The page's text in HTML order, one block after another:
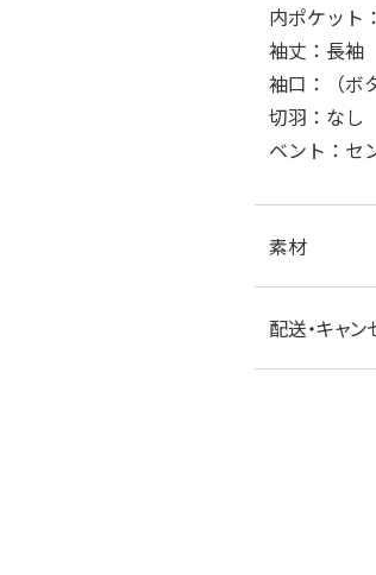
内ポケット
袖丈：長袖
袖口：（ボ
切羽：なし
ベント：セ
素材
配送・キャン